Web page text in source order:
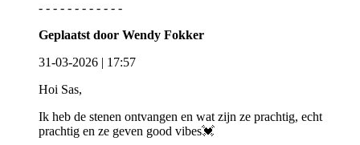
- - - - - - - - - - - -
Geplaatst door Wendy Fokker
31-03-2026 | 17:57
Hoi Sas,
Ik heb de stenen ontvangen en wat zijn ze prachtig, echt
prachtig en ze geven good vibes💓